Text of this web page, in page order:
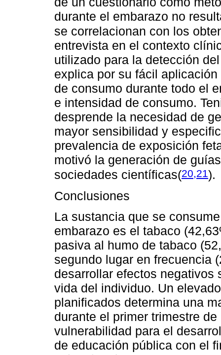
durante el embarazo no
se correlacionan con los
entrevista en el contexto
utilizado para la detección
explica por su fácil
de consumo durante todo el
e intensidad de consumo.
desprende la necesidad de
mayor sensibilidad y
prevalencia de exposición
motivó la generación de
sociedades científicas(20,21).
Conclusiones
La sustancia que se
embarazo es el tabaco
pasiva al humo de tabaco
segundo lugar en frecuencia
desarrollar efectos negativos
vida del individuo. Un
planificados determina una
durante el primer trimestre
vulnerabilidad para el
de educación pública con el